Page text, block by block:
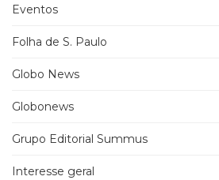
Eventos
Folha de S. Paulo
Globo News
Globonews
Grupo Editorial Summus
Interesse geral